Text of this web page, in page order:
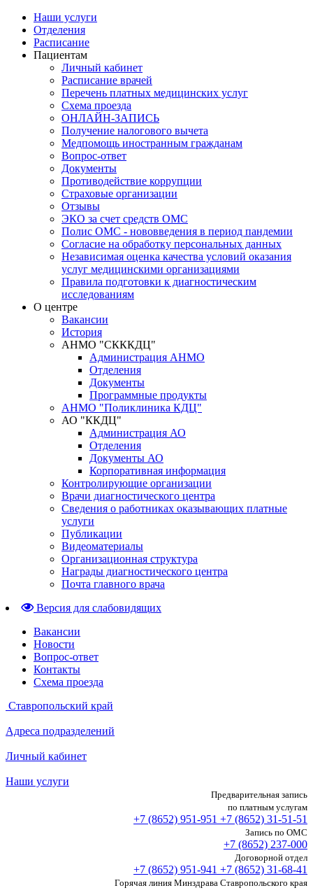
Наши услуги
Отделения
Расписание
Пациентам
Личный кабинет
Расписание врачей
Перечень платных медицинских услуг
Схема проезда
ОНЛАЙН-ЗАПИСЬ
Получение налогового вычета
Медпомощь иностранным гражданам
Вопрос-ответ
Документы
Противодействие коррупции
Страховые организации
Отзывы
ЭКО за счет средств ОМС
Полис ОМС - нововведения в период пандемии
Согласие на обработку персональных данных
Независимая оценка качества условий оказания
услуг медицинскими организациями
Правила подготовки к диагностическим
исследованиям
О центре
Вакансии
История
АНМО "СКККДЦ"
Администрация АНМО
Отделения
Документы
Программные продукты
АНМО "Поликлиника КДЦ"
АО "ККДЦ"
Администрация АО
Отделения
Документы АО
Корпоративная информация
Контролирующие организации
Врачи диагностического центра
Сведения о работниках оказывающих платные
услуги
Публикации
Видеоматериалы
Организационная структура
Награды диагностического центра
Почта главного врача
Версия для слабовидящих
Вакансии
Новости
Вопрос-ответ
Контакты
Схема проезда
Ставропольский край
Адреса подразделений
Личный кабинет
Наши услуги
Предварительная запись
по платным услугам
+7 (8652) 951-951 +7 (8652) 31-51-51
Запись по ОМС
+7 (8652) 237-000
Договорной отдел
+7 (8652) 951-941 +7 (8652) 31-68-41
Горячая линия Минздрава Ставропольского края